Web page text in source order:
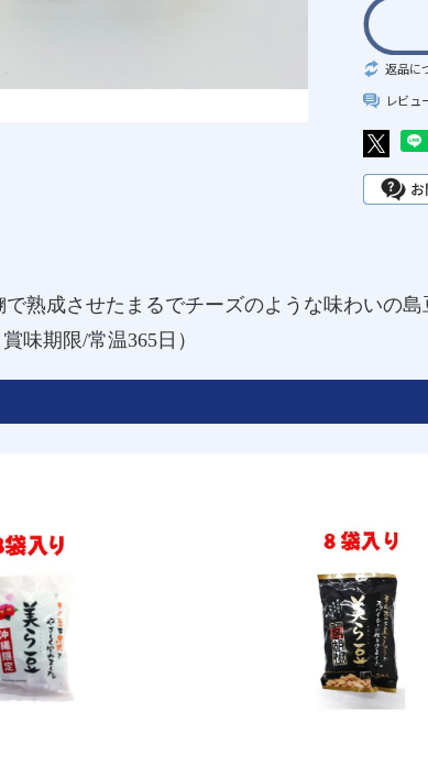
返品に
レビュ
で熟成させたまるでチーズのような味わいの
味期限/常温365日）